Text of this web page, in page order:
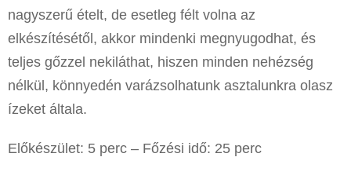
nagyszerű ételt, de esetleg félt volna az
elkészítésétől, akkor mindenki megnyugodhat, és
teljes gőzzel nekiláthat, hiszen minden nehézség
nélkül, könnyedén varázsolhatunk asztalunkra olasz
ízeket általa.
Előkészület: 5 perc – Főzési idő: 25 perc